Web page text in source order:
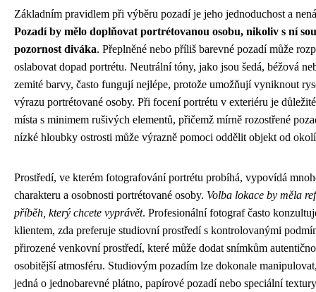
Základním pravidlem při výběru pozadí je jeho jednoduchost a
Pozadí by mělo doplňovat portrétovanou osobu, nikoliv s ní
pozornost diváka. Přeplněné nebo příliš barevné pozadí může
oslabovat dopad portrétu. Neutrální tóny, jako jsou šedá, béžová
zemité barvy, často fungují nejlépe, protože umožňují vyniknout
výrazu portrétované osoby. Při focení portrétu v exteriéru je
místa s minimem rušivých elementů, přičemž mírně rozostřené
nízké hloubky ostrosti může výrazně pomoci oddělit objekt od
Prostředí, ve kterém fotografování portrétu probíhá, vypovídá
charakteru a osobnosti portrétované osoby. Volba lokace by měla
příběh, který chcete vyprávět. Profesionální fotograf často
klientem, zda preferuje studiovní prostředí s kontrolovanými
přirozené venkovní prostředí, které může dodat snímkům
osobitější atmosféru. Studiovým pozadím lze dokonale
jedná o jednobarevné plátno, papírové pozadí nebo speciální